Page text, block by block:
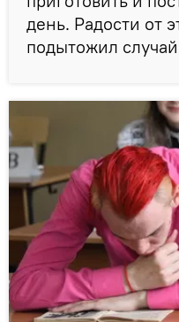
день. Радости от
подытожил